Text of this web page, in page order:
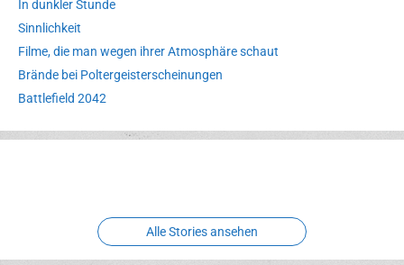
In dunkler Stunde
Sinnlichkeit
Filme, die man wegen ihrer Atmosphäre schaut
Brände bei Poltergeisterscheinungen
Battlefield 2042
Erlebnispark
Verbotene
Alle Stories ansehen